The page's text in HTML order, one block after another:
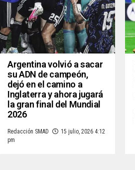
Argentina volvió a sacar
su ADN de campeón,
dejó en el camino a
Inglaterra y ahora jugará
la gran final del Mundial
2026
Redacción SMAD
15 julio, 2026 4:12
pm